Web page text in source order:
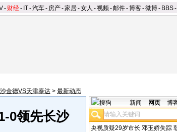
- 财经- IT-汽车- 房产-家居-女人 -视频-邮件-博客-微博- BBS-
金德VS天津泰达 > 最新动态
0领先长沙
新闻 网页 博
央视质疑29岁市长 邓玉娇失踪